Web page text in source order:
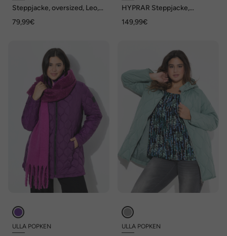
Steppjacke, oversized, Leo,
79,99€
HYPRAR Steppjacke,
Zipper
149,99€
ULLA POPKEN ULLA POPKEN